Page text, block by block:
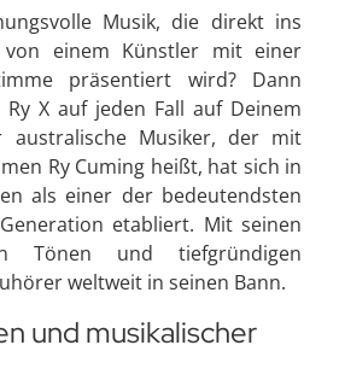
Musik, die direkt ins
einem Künstler mit einer
präsentiert wird? Dann
X auf jeden Fall auf Deinem
australische Musiker, der mit
Ry Cuming heißt, hat sich in
als einer der bedeutendsten
etabliert. Mit seinen
Tönen und tiefgründigen
weltweit in seinen Bann.
und musikalischer